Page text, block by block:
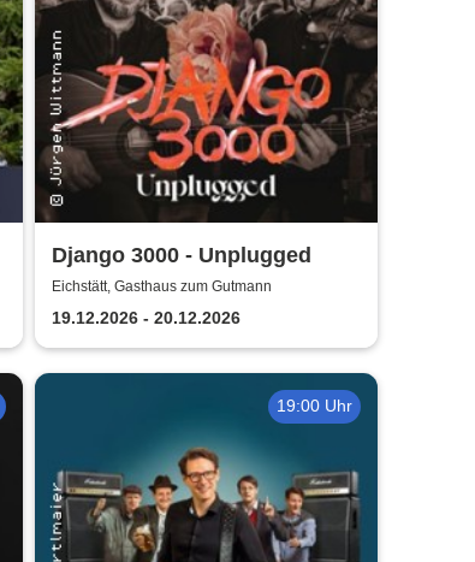
Django 3000 - Unplugged
Eichstätt, Gasthaus zum Gutmann
19.12.2026 - 20.12.2026
19:00 Uhr